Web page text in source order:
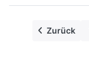
Zurück